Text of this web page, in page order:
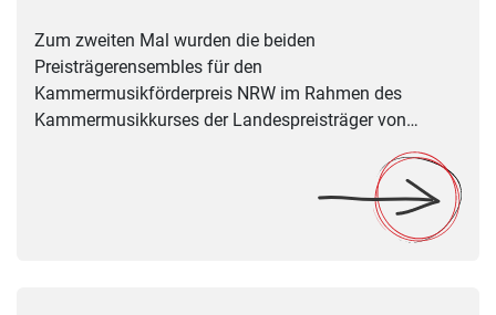
Zum zweiten Mal wurden die beiden
Preisträgerensembles für den
Kammermusikförderpreis NRW im Rahmen des
Kammermusikkurses der Landespreisträger von…